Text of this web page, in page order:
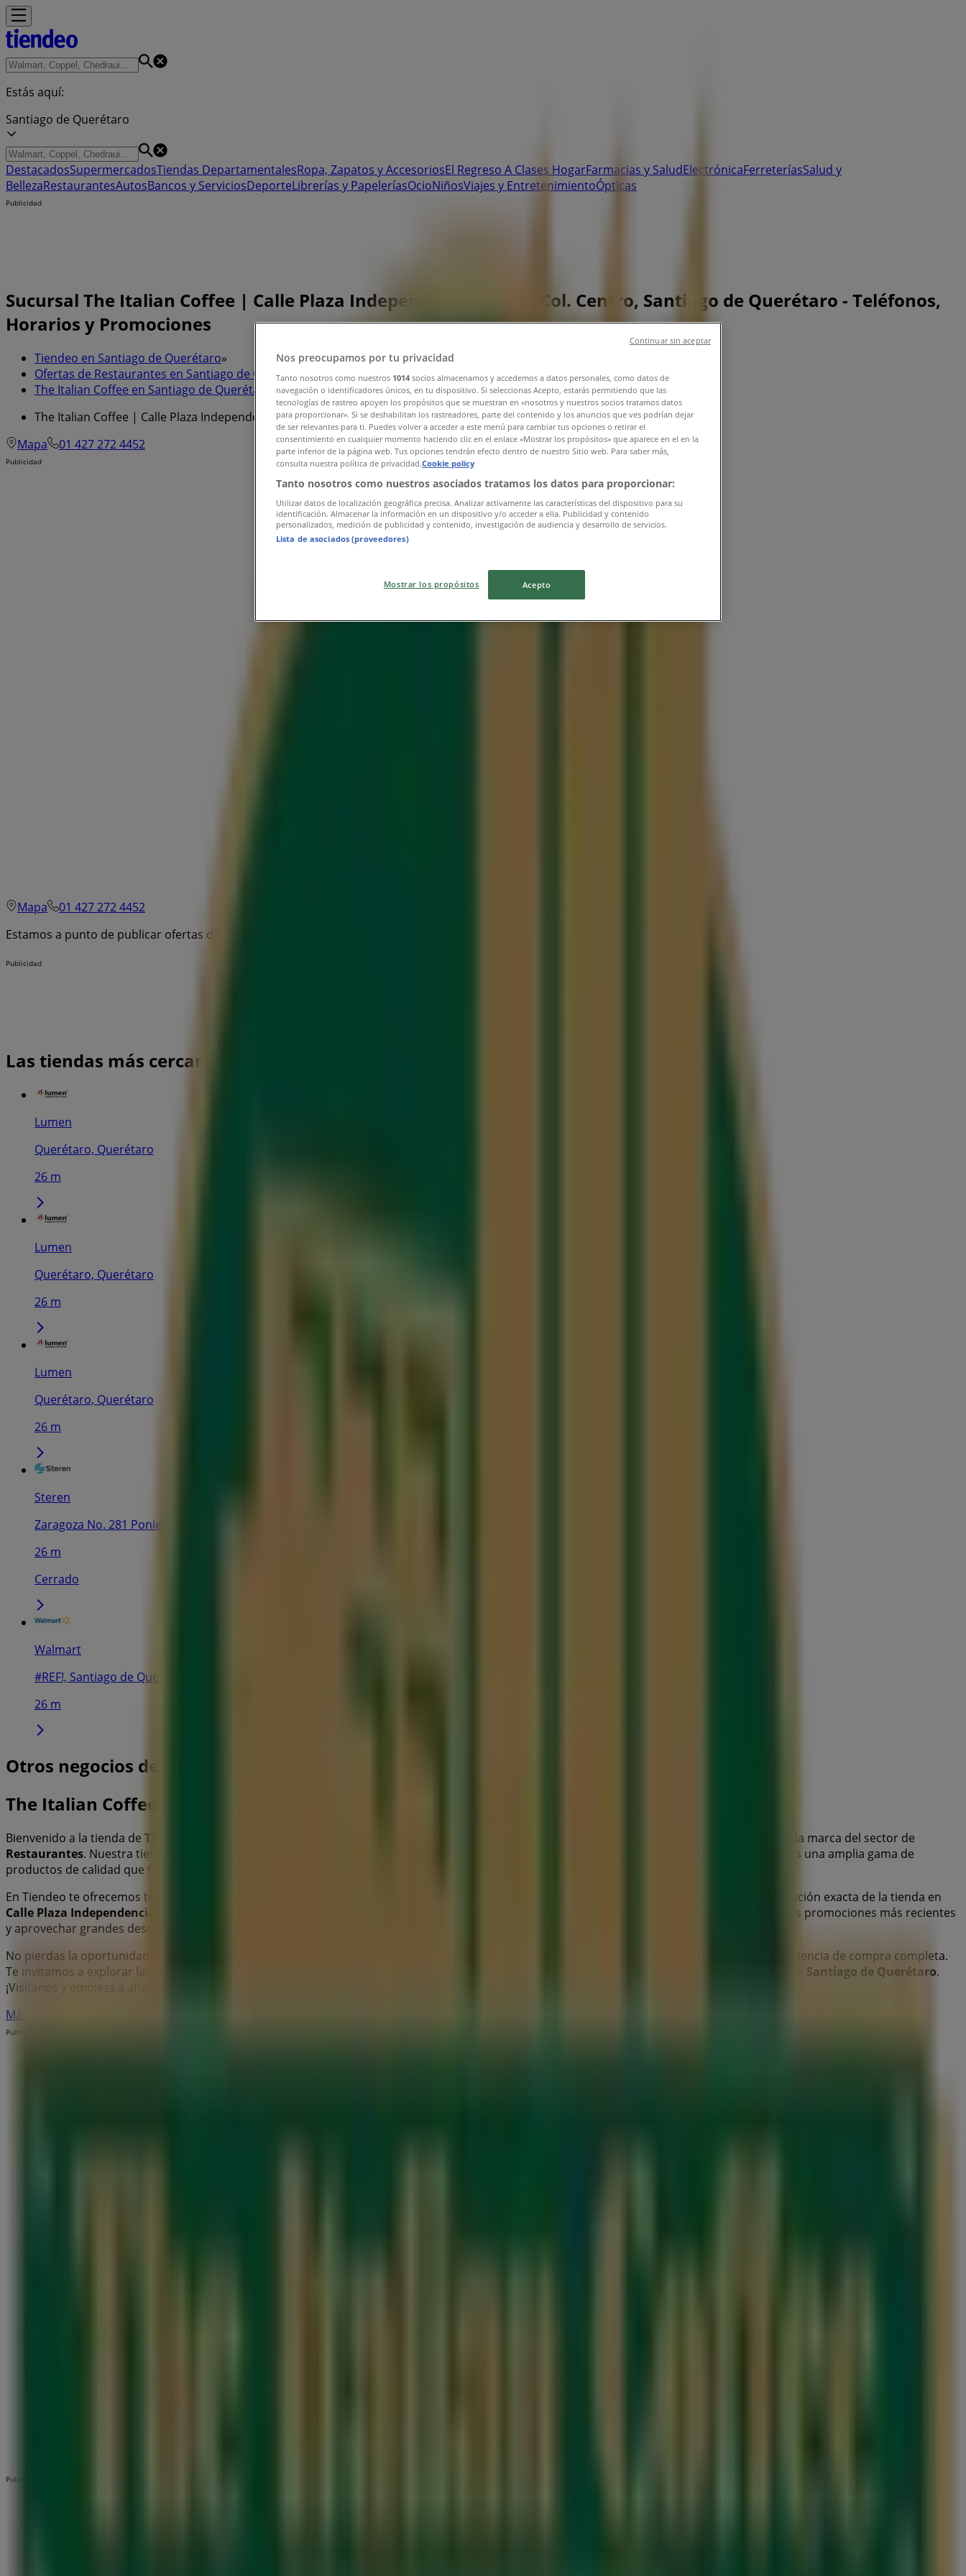
Estás aquí:
Santiago de Querétaro
DestacadosSupermercadosTiendas DepartamentalesRopa, Zapatos y AccesoriosEl Regreso A Clases HogarFarmacias y SaludElectrónicaFerreteríasSalud y
BellezaRestaurantesAutosBancos y ServiciosDeporteLibrerías y PapeleríasOcioNiñosViajes y EntretenimientoÓpticas
Publicidad
Sucursal The Italian Coffee | Calle Plaza Independencia No. 11 Col. Centro, Santiago de Querétaro - Teléfonos,
Horarios y Promociones
Tiendeo en Santiago de Querétaro»
Ofertas de Restaurantes en Santiago de Querétaro»
The Italian Coffee en Santiago de Querétaro
»
The Italian Coffee | Calle Plaza Independencia No. 11 Col. Centro
Mapa
01 427 272 4452
Publicidad
Mapa
01 427 272 4452
Estamos a punto de publicar ofertas de The Italian Coffee
Publicidad
Las tiendas más cercanas
Lumen
Querétaro, Querétaro
26 m
Lumen
Querétaro, Querétaro
26 m
Lumen
Querétaro, Querétaro
26 m
Steren
Zaragoza No. 281 Poniente, Col. El Prado. Contamos con estacionamiento gratuito a un costado de la tienda., Querétaro
26 m
Cerrado
Walmart
#REF!, Santiago de Querétaro
26 m
Otros negocios de Restaurantes en Santiago de Querétaro
The Italian Coffee
Bienvenido a la tienda de The Italian Coffee
de esta destacada marca del sector de
Restaurantes. Nuestra tienda física está ubicada en
, y en ella encontrarás una amplia gama de
productos de calidad que te permitirán ahorrar durante todo el
En Tiendeo te ofrecemos toda la información actualizada sobre
, como los horarios de apertura, las ofertas exclusivas y la ubicación exacta de la tienda en
Calle Plaza Independencia No. 11 Col. Centro
, donde podrás descubrir las promociones más recientes
y aprovechar grandes descuentos en productos de
No pierdas la oportunidad de visitar la tienda de
para disfrutar de una experiencia de compra completa.
Te invitamos a explorar las promociones que tenemos para ti este
Santiago de Querétaro.
¡Visítanos y empieza a ahorrar hoy mismo!
Más información de The Italian Coffee
Publicidad
Publicidad
Nos preocupamos por tu privacidad
Tanto nosotros como nuestros 1014 socios almacenamos y accedemos a datos personales, como datos de
navegación o identificadores únicos, en tu dispositivo. Si seleccionas Acepto, estarás permitiendo que las
tecnologías de rastreo apoyen los propósitos que se muestran en «nosotros y nuestros socios tratamos datos
para proporcionar». Si se deshabilitan los rastreadores, parte del contenido y los anuncios que ves podrían dejar
de ser relevantes para ti. Puedes volver a acceder a este menú para cambiar tus opciones o retirar el
consentimiento en cualquier momento haciendo clic en el enlace «Mostrar los propósitos» que aparece en el en la
parte inferior de la página web. Tus opciones tendrán efecto dentro de nuestro Sitio web. Para saber más,
consulta nuestra política de privacidad.Cookie policy
Tanto nosotros como nuestros asociados tratamos los datos para proporcionar:
Utilizar datos de localización geográfica precisa. Analizar activamente las características del dispositivo para su
identificación. Almacenar la información en un dispositivo y/o acceder a ella. Publicidad y contenido
personalizados, medición de publicidad y contenido, investigación de audiencia y desarrollo de servicios.
Lista de asociados (proveedores)
Mostrar los propósitos Acepto
Continuar sin aceptar